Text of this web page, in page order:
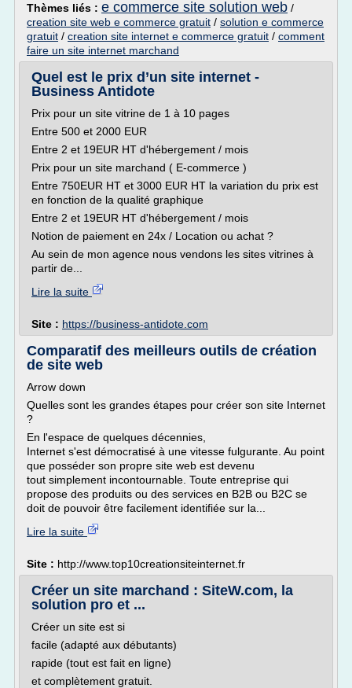
Thèmes liés : e commerce site solution web /
creation site web e commerce gratuit / solution e commerce
gratuit / creation site internet e commerce gratuit / comment
faire un site internet marchand
Quel est le prix d’un site internet -
Business Antidote
Prix pour un site vitrine de 1 à 10 pages
Entre 500 et 2000 EUR
Entre 2 et 19EUR HT d'hébergement / mois
Prix pour un site marchand ( E-commerce )
Entre 750EUR HT et 3000 EUR HT la variation du prix est
en fonction de la qualité graphique
Entre 2 et 19EUR HT d'hébergement / mois
Notion de paiement en 24x / Location ou achat ?
Au sein de mon agence nous vendons les sites vitrines à
partir de...
Lire la suite
Site : https://business-antidote.com
Comparatif des meilleurs outils de création
de site web
Arrow down
Quelles sont les grandes étapes pour créer son site Internet
?
En l'espace de quelques décennies,
Internet s'est démocratisé à une vitesse fulgurante. Au point
que posséder son propre site web est devenu
tout simplement incontournable. Toute entreprise qui
propose des produits ou des services en B2B ou B2C se
doit de pouvoir être facilement identifiée sur la...
Lire la suite
Site : http://www.top10creationsiteinternet.fr
Créer un site marchand : SiteW.com, la
solution pro et ...
Créer un site est si
facile (adapté aux débutants)
rapide (tout est fait en ligne)
et complètement gratuit.